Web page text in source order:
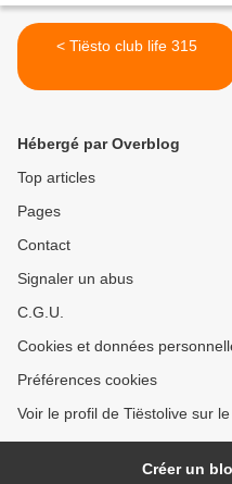
< Tiësto club life 315
Hébergé par Overblog
Top articles
Pages
Contact
Signaler un abus
C.G.U.
Cookies et données
Préférences cookies
Voir le profil de Tiëstolive sur
Créer un